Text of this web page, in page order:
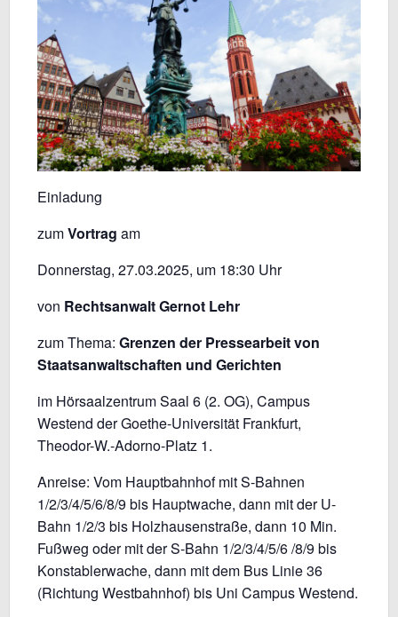
Einladung
zumVortrag am
Donnerstag, 27.03.2025, um 18:30 Uhr
von Rechtsanwalt Gernot Lehr
zum Thema: Grenzen der Pressearbeit von
Staatsanwaltschaften und Gerichten
im Hörsaalzentrum Saal 6 (2. OG), Campus
Westend der Goethe-Universität Frankfurt,
Theodor-W.-Adorno-Platz 1.
Anreise: Vom Hauptbahnhof mit S-Bahnen
1/2/3/4/5/6/8/9 bis Hauptwache, dann mit der U-
Bahn 1/2/3 bis Holzhausenstraße, dann 10 Min.
Fußweg oder mit der S-Bahn 1/2/3/4/5/6 /8/9 bis
Konstablerwache, dann mit dem Bus Linie 36
(Richtung Westbahnhof) bis Uni Campus Westend.